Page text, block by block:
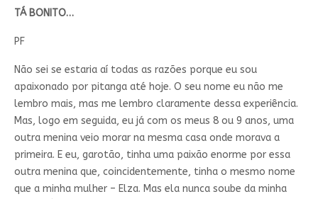
TÁ BONITO…
PF
Não sei se estaria aí todas as razões porque eu sou
apaixonado por pitanga até hoje. O seu nome eu não me
lembro mais, mas me lembro claramente dessa experiência.
Mas, logo em seguida, eu já com os meus 8 ou 9 anos, uma
outra menina veio morar na mesma casa onde morava a
primeira. E eu, garotão, tinha uma paixão enorme por essa
outra menina que, coincidentemente, tinha o mesmo nome
que a minha mulher – Elza. Mas ela nunca soube da minha